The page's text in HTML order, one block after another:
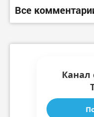
Все
Канал